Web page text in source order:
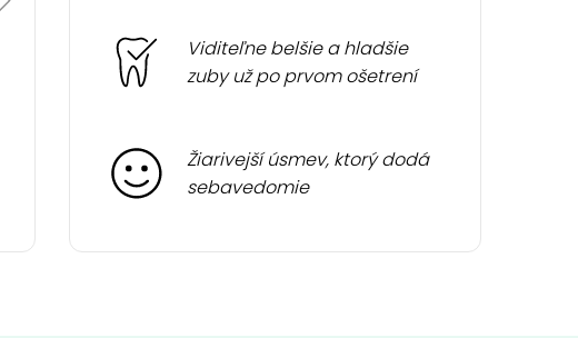
Viditeľne belšie a hladšie
zuby už po prvom ošetrení
Žiarivejší úsmev, ktorý dodá
sebavedomie